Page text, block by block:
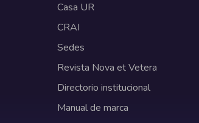
Casa UR
CRAI
Sedes
Revista Nova et Vetera
Directorio institucional
Manual de marca